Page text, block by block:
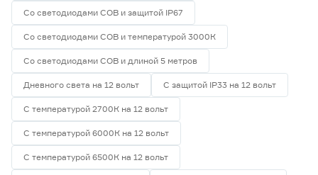
Со светодиодами СОВ и защитой IP67
Со светодиодами СОВ и температурой 3000К
Со светодиодами СОВ и длиной 5 метров
Дневного света на 12 вольт С защитой IP33 на 12 вольт
С температурой 2700К на 12 вольт
С температурой 6000К на 12 вольт
С температурой 6500К на 12 вольт